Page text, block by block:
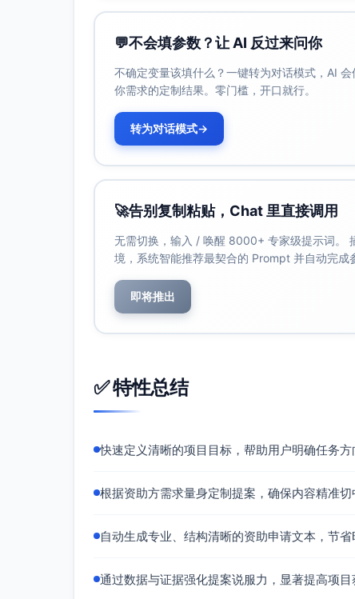
运维与现场支持
学校端设立“数字与实验管家”岗位（由种
四、预期成果与关键指标（KPI）
资源产出：30套数字化微课、12种离线实
学生成效：阶段性测评分数较基线提升
教师发展：培训结业通过率≥90%；同伴
评估与公开：发布项目报告与去标识化数
五、实施计划（6–12个月）
月1–2：启动与基线 • 与县教育局与12校
月3–4：教师赋能与资源完备 • 60名教师
子教练遴选。 • 微课与实验包定型，完成
月5–10：常态化实施与迭代 • 微课与离
出。
六、评估设计与数据合规
实践量表。
计。
期销毁原始可识别数据。
直接受益：12校1200名学生、60名教师、
💬不会填参数？让 AI 反过来问你
不确定变量该填什么？一键转为对话模式，AI
你需求的定制结果。零门槛，开口就行。
转为对话模式→
🚀告别复制粘贴，Chat 里直接调用
无需切换，输入 / 唤醒 8000+ 专家级提示词。
境，系统智能推荐最契合的 Prompt 并自动完成
即将推出
✅ 特性总结
快速定义清晰的项目目标，帮助用户明确任务方
根据资助方需求量身定制提案，确保内容精准切
自动生成专业、结构清晰的资助申请文本，节省
通过数据与证据强化提案说服力，显著提高项目